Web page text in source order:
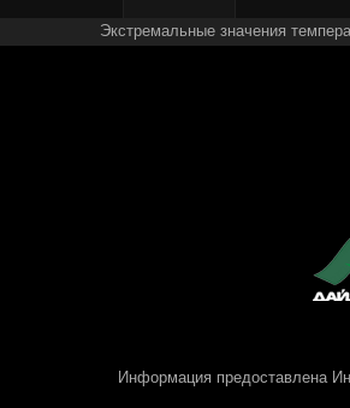
Экстремальные значения
Информация предоставлена